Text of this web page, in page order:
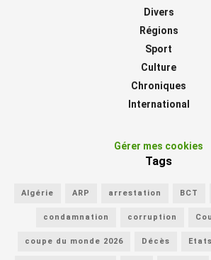
Divers
Régions
Sport
Culture
Chroniques
International
Gérer mes cookies
Tags
Algérie ARP arrestation BCT
condamnation corruption
coupe du monde 2026 Décès